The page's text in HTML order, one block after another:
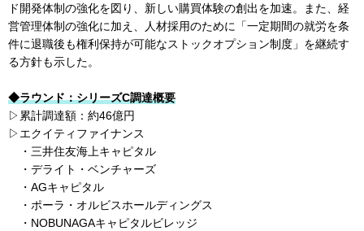
ド開発体制の強化を図り、新しい購買体験の創出を加速。また、経
営管理体制の強化に加え、人材採用のために「一定期間の就労を条
件に退職後も権利保持が可能なストックオプション制度」を継続す
る方針も示した。
◆ラウンド：シリーズC調達概要
▷累計調達額：約46億円
▷エクイティファイナンス
・三井住友海上キャピタル
・デライト・ベンチャーズ
・AGキャピタル
・ポーラ・オルビスホールディングス
・NOBUNAGAキャピタルビレッジ